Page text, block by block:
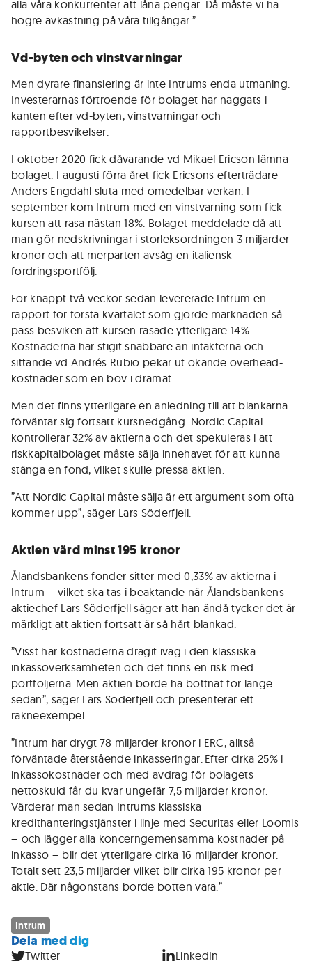
alla våra konkurrenter att låna pengar. Då måste vi ha
högre avkastning på våra tillgångar.”
Vd-byten och vinstvarningar
Men dyrare finansiering är inte Intrums enda utmaning.
Investerarnas förtroende för bolaget har naggats i
kanten efter vd-byten, vinstvarningar och
rapportbesvikelser.
I oktober 2020 fick dåvarande vd Mikael Ericson lämna
bolaget. I augusti förra året fick Ericsons efterträdare
Anders Engdahl sluta med omedelbar verkan. I
september kom Intrum med en vinstvarning som fick
kursen att rasa nästan 18%. Bolaget meddelade då att
man gör nedskrivningar i storleksordningen 3 miljarder
kronor och att merparten avsåg en italiensk
fordringsportfölj.
För knappt två veckor sedan levererade Intrum en
rapport för första kvartalet som gjorde marknaden så
pass besviken att kursen rasade ytterligare 14%.
Kostnaderna har stigit snabbare än intäkterna och
sittande vd Andrés Rubio pekar ut ökande overhead-
kostnader som en bov i dramat.
Men det finns ytterligare en anledning till att blankarna
förväntar sig fortsatt kursnedgång. Nordic Capital
kontrollerar 32% av aktierna och det spekuleras i att
riskkapitalbolaget måste sälja innehavet för att kunna
stänga en fond, vilket skulle pressa aktien.
”Att Nordic Capital måste sälja är ett argument som ofta
kommer upp”, säger Lars Söderfjell.
Aktien värd minst 195 kronor
Ålandsbankens fonder sitter med 0,33% av aktierna i
Intrum – vilket ska tas i beaktande när Ålandsbankens
aktiechef Lars Söderfjell säger att han ändå tycker det är
märkligt att aktien fortsatt är så hårt blankad.
”Visst har kostnaderna dragit iväg i den klassiska
inkassoverksamheten och det finns en risk med
portföljerna. Men aktien borde ha bottnat för länge
sedan”, säger Lars Söderfjell och presenterar ett
räkneexempel.
”Intrum har drygt 78 miljarder kronor i ERC, alltså
förväntade återstående inkasseringar. Efter cirka 25% i
inkassokostnader och med avdrag för bolagets
nettoskuld får du kvar ungefär 7,5 miljarder kronor.
Värderar man sedan Intrums klassiska
kredithanteringstjänster i linje med Securitas eller Loomis
– och lägger alla koncerngemensamma kostnader på
inkasso – blir det ytterligare cirka 16 miljarder kronor.
Totalt sett 23,5 miljarder vilket blir cirka 195 kronor per
aktie. Där någonstans borde botten vara.”
Intrum
Dela med dig
Twitter LinkedIn